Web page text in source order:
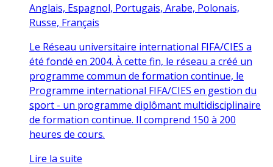
Anglais, Espagnol, Portugais, Arabe, Polonais,
Russe, Français
Le Réseau universitaire international FIFA/CIES a
été fondé en 2004. À cette fin, le réseau a créé un
programme commun de formation continue, le
Programme international FIFA/CIES en gestion du
sport - un programme diplômant multidisciplinaire
de formation continue. Il comprend 150 à 200
heures de cours.
Lire la suite